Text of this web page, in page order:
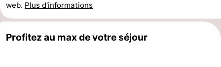
web. Plus d'informations
Profitez au max de votre séjour